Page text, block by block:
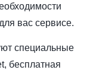
вас сервисе.
специальные
бесплатная